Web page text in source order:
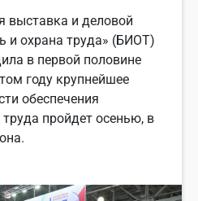
выставка и деловой
и охрана труда» (БИОТ)
в первой половине
году крупнейшее
обеспечения
пройдет осенью, в